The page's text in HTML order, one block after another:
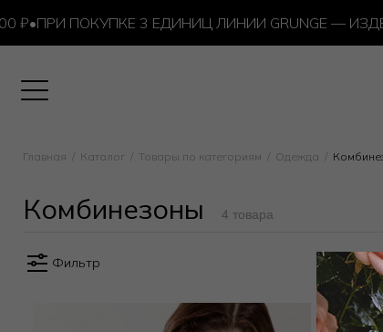
•ПРИ ПОКУПКЕ 3 ЕДИНИЦ ЛИНИИ GRUNGE —
Главная Каталог Товары по категориям Одежда
Комбинезоны 4 товара
Фильтр